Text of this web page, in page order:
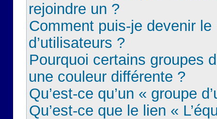
rejoindre un ?
Comment puis-je devenir le
d’utilisateurs ?
Pourquoi certains groupes
une couleur différente ?
Qu’est-ce qu’un « groupe
Qu’est-ce que le lien «